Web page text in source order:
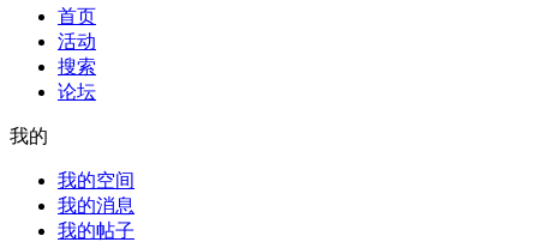
首页
活动
搜索
论坛
我的
我的空间
我的消息
我的帖子